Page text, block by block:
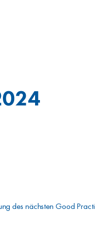
des nächsten Good